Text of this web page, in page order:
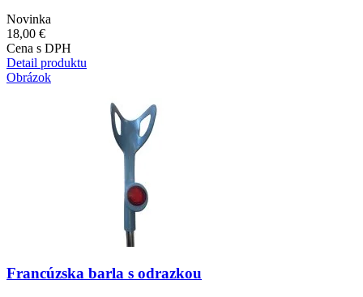
Novinka
18,00 €
Cena s DPH
Detail produktu
Obrázok
Francúzska barla s odrazkou